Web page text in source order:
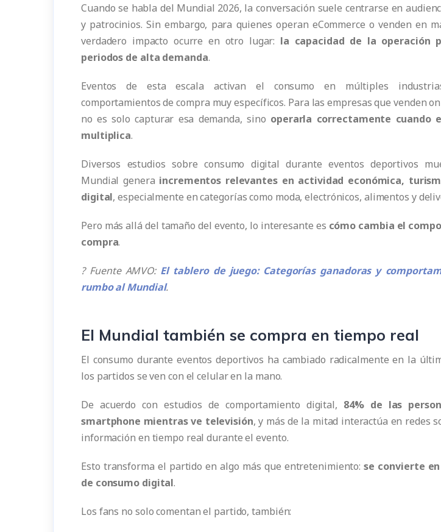
Cuando se habla del Mundial 2026, la conversación suele centrarse en
y patrocinios. Sin embargo, para quienes operan eCommerce o venden en
verdadero impacto ocurre en otro lugar: la capacidad de la operación
periodos de alta demanda.
Eventos de esta escala activan el consumo en múltiples
comportamientos de compra muy específicos. Para las empresas que venden
no es solo capturar esa demanda, sino operarla correctamente cuando
multiplica.
Diversos estudios sobre consumo digital durante eventos deportivos
Mundial genera incrementos relevantes en actividad económica,
digital, especialmente en categorías como moda, electrónicos, alimentos y
Pero más allá del tamaño del evento, lo interesante es cómo cambia el
compra.
? Fuente AMVO: El tablero de juego: Categorías ganadoras y
rumbo al Mundial.
El Mundial también se compra en tiempo real
El consumo durante eventos deportivos ha cambiado radicalmente en la
los partidos se ven con el celular en la mano.
De acuerdo con estudios de comportamiento digital, 84% de las
smartphone mientras ve televisión, y más de la mitad interactúa en redes
información en tiempo real durante el evento.
Esto transforma el partido en algo más que entretenimiento:se convierte
de consumo digital.
Los fans no solo comentan el partido, también: